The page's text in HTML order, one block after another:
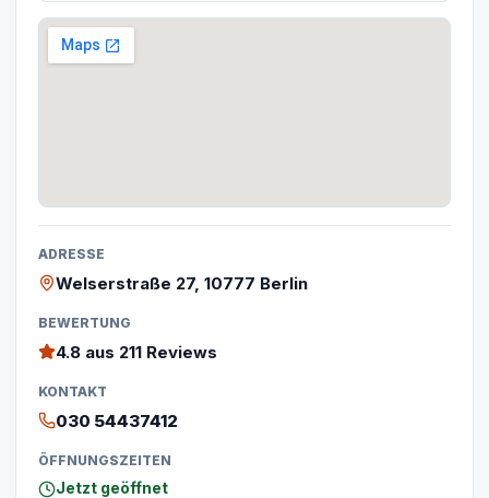
ADRESSE
Welserstraße 27, 10777 Berlin
BEWERTUNG
4.8 aus 211 Reviews
KONTAKT
030 54437412
ÖFFNUNGSZEITEN
Jetzt geöffnet